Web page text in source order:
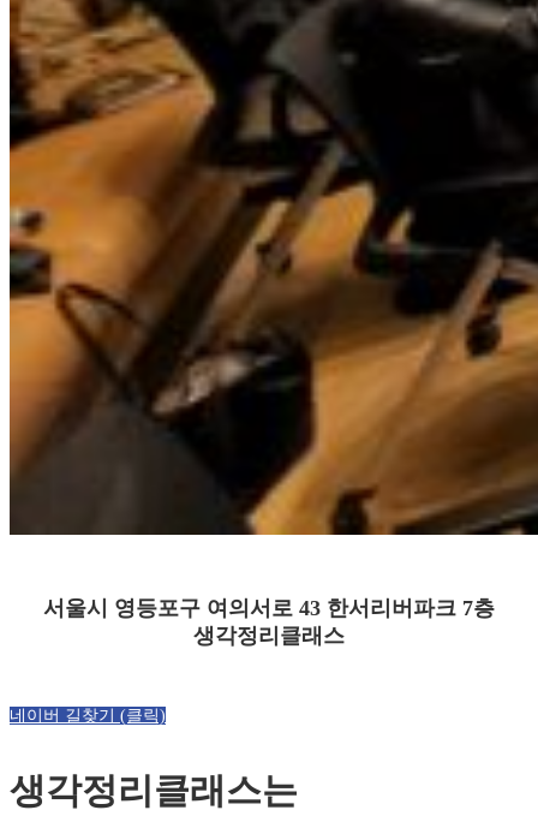
서울시 영등포구 여의서로 43 한서리버파크 7층
생각정리클래스
네이버 길찾기 (클릭)
생각정리클래스는